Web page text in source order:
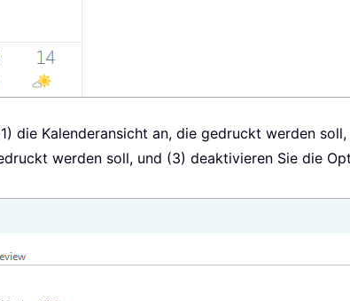
die Kalenderansicht an, die gedruckt werden
werden soll, und (3) deaktivieren Sie die